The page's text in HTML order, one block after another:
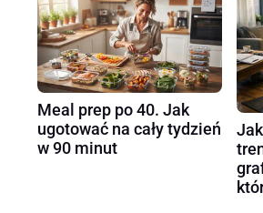
Meal prep po 40. Jak
ugotować na cały tydzień
w 90 minut